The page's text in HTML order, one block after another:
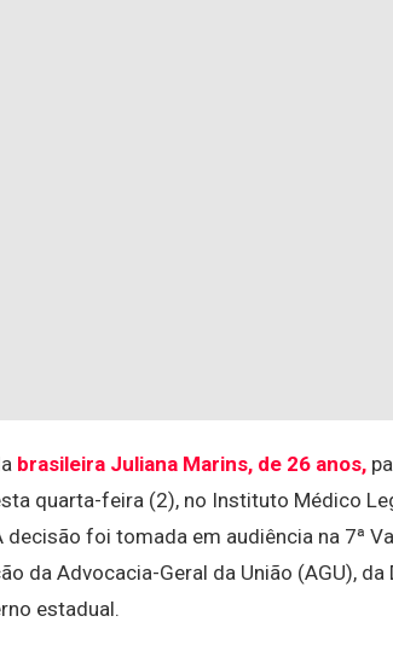
brasileira Juliana Marins, de 26 anos,
quarta-feira (2), no Instituto Médico
decisão foi tomada em audiência na 7ª
da Advocacia-Geral da União (AGU),
estadual.